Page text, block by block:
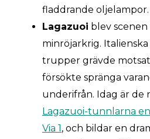
fladdrande oljelampor.
Lagazuoi blev
minröjarkrig.
trupper grävde
försökte spränga
underifrån. Idag är de
Lagazuoi-tunnlarna
Via 1, och bildar en